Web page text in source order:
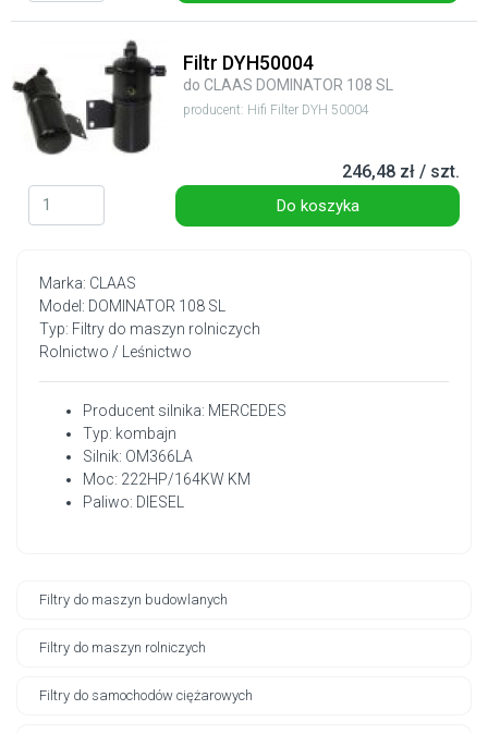
Marka: CLAAS
Model: DOMINATOR 108 SL
Typ: Filtry do maszyn rolniczych
Rolnictwo / Leśnictwo
Producent silnika: MERCEDES
Typ: kombajn
Silnik: OM366LA
Moc: 222HP/164KW KM
Paliwo: DIESEL
Filtry do maszyn budowlanych
Filtry do maszyn rolniczych
Filtry do samochodów ciężarowych
Filtr DYH50004
do CLAAS DOMINATOR 108 SL
producent: Hifi Filter DYH 50004
246,48 zł / szt.
Do koszyka